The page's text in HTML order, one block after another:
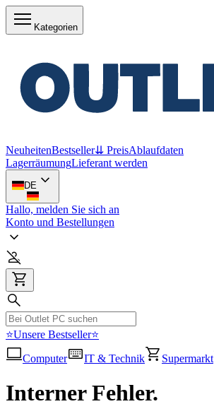
Kategorien
NeuheitenBestseller⇊ PreisAblaufdaten
LagerräumungLieferant werden
DE
Hallo, melden Sie sich an
Konto und Bestellungen
⭐Unsere Bestseller⭐
Computer
IT & Technik Supermarkt
Interner Fehler.